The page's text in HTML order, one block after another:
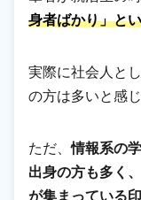
身者ばかり」と
実際に社会人と
の方は多いと感
ただ、情報系の
出身の方も多く
が集まっている